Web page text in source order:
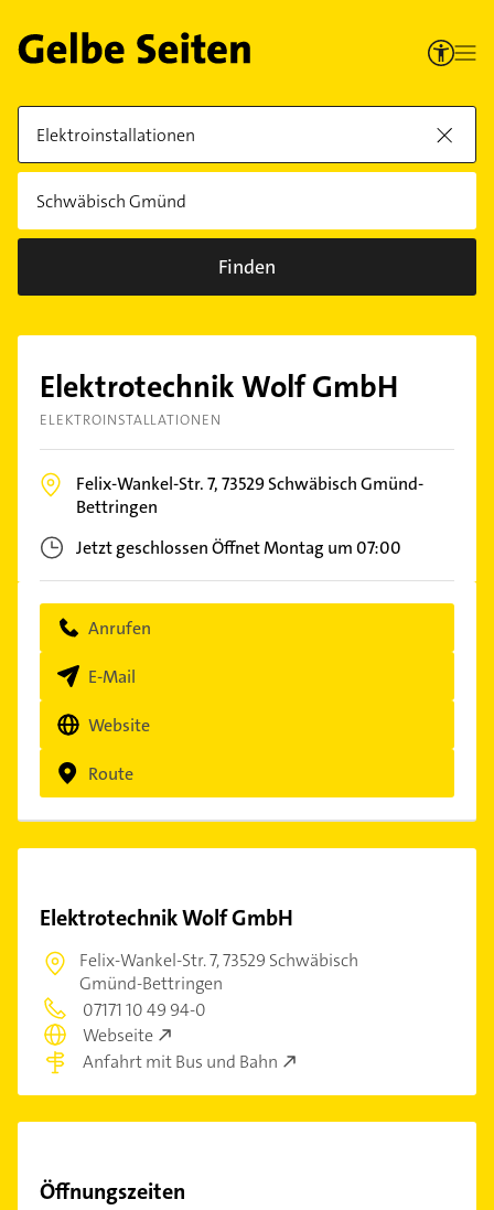
Finden
Elektrotechnik Wolf GmbH
ELEKTROINSTALLATIONEN
Felix-Wankel-Str. 7,73529Schwäbisch Gmünd-
Bettringen
Jetzt geschlossenÖffnet Montag um 07:00
Anrufen
E-Mail
Website
Route
Elektrotechnik Wolf GmbH
Felix-Wankel-Str. 7,73529 Schwäbisch
Gmünd-Bettringen
07171 10 49 94-0
Webseite
Anfahrt mit Bus und Bahn
Öffnungszeiten